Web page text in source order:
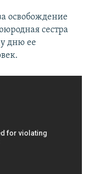
освобождение
сестра
дню ее